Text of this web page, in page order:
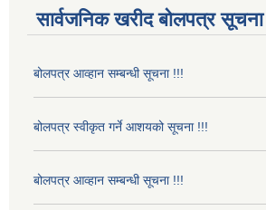
सार्वजनिक खरीद बोलपत्र सूचना
बोलपत्र आव्हान सम्बन्धी सूचना !!!
बोलपत्र स्वीकृत गर्ने आशयको सूचना !!!
बोलपत्र आव्हान सम्बन्धी सूचना !!!